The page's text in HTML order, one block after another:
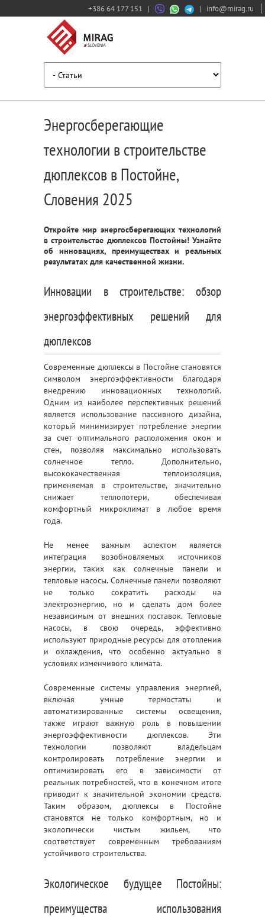
+386 64 177 151 | | info@mirag.ru
Энергосберегающие
технологии в строительстве
дюплексов в Постойне,
Словения 2025
Откройте мир энергосберегающих технологий
в строительстве дюплексов Постойны! Узнайте
об инновациях, преимуществах и реальных
результатах для качественной жизни.
Инновации в строительстве: обзор
энергоэффективных решений для
дюплексов
Современные дюплексы в Постойне становятся
символом энергоэффективности благодаря
внедрению инновационных технологий.
Одним из наиболее перспективных решений
является использование пассивного дизайна,
который минимизирует потребление энергии
за счет оптимального расположения окон и
стен, позволяя максимально использовать
солнечное тепло. Дополнительно,
высококачественная теплоизоляция,
применяемая в строительстве, значительно
снижает теплопотери, обеспечивая
комфортный микроклимат в любое время
года.
Не менее важным аспектом является
интеграция возобновляемых источников
энергии, таких как солнечные панели и
тепловые насосы. Солнечные панели позволяют
не только сократить расходы на
электроэнергию, но и сделать дом более
независимым от внешних поставок. Тепловые
насосы, в свою очередь, эффективно
используют природные ресурсы для отопления
и охлаждения, что особенно актуально в
условиях изменчивого климата.
Современные системы управления энергией,
включая умные термостаты и
автоматизированные системы освещения,
также играют важную роль в повышении
энергоэффективности дюплексов. Эти
технологии позволяют владельцам
контролировать потребление энергии и
оптимизировать его в зависимости от
реальных потребностей, что в конечном итоге
приводит к значительной экономии средств.
Таким образом, дюплексы в Постойне
становятся не только комфортным, но и
экологически чистым жильем, что
соответствует современным требованиям
устойчивого строительства.
Экологическое будущее Постойны:
преимущества использования